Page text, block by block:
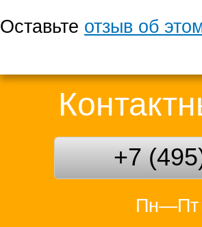
Оставьте отзыв об
+7
Пн—Пт